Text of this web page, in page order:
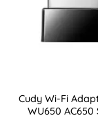
Cudy Wi-Fi
WU650 AC650